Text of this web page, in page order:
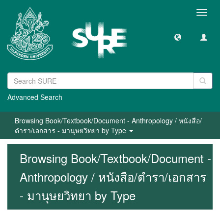
Advanced Search
Browsing Book/Textbook/Document - Anthropology / หนังสือ/
ตำรา/เอกสาร - มานุษยวิทยา by Type
Browsing Book/Textbook/Document -
Anthropology / หนังสือ/ตำรา/เอกสาร
- มานุษยวิทยา by Type